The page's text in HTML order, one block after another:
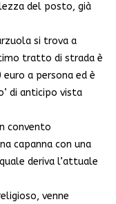
del posto, già
si trova a
tratto di strada è
a persona ed è
di anticipo vista
convento
capanna con una
deriva l’attuale
venne